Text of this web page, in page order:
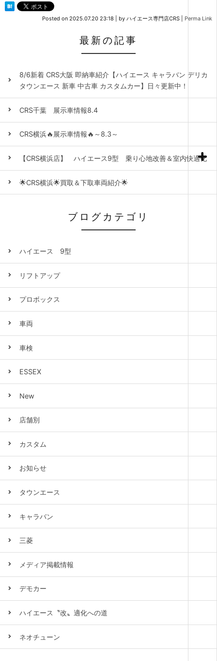
Posted on 2025.07.20 23:18 by ハイエース専門店CRS Perma Link
最新の記事
8/6新着 CRS大阪 即納車紹介【ハイエース キャラバン デリカ
タウンエース 新車 中古車 カスタムカー】日々更新中！
CRS千葉 展示車情報8.4
CRS横浜🔥展示車情報🔥～8.3～
【CRS横浜店】 ハイエース9型 乗り心地改善＆室内快適化
🌟CRS横浜🌟買取＆下取車両紹介🌟
ブログカテゴリ
ハイエース 9型
リフトアップ
プロボックス
車両
車検
ESSEX
New
店舗別
カスタム
お知らせ
タウンエース
キャラバン
三菱
メディア掲載情報
デモカー
ハイエース〝改〟適化への道
ネオチューン